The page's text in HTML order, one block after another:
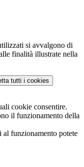
si avvalgono di
finalità illustrate nella
tutti i cookies
cookie consentire.
il funzionamento della
al funzionamento potete